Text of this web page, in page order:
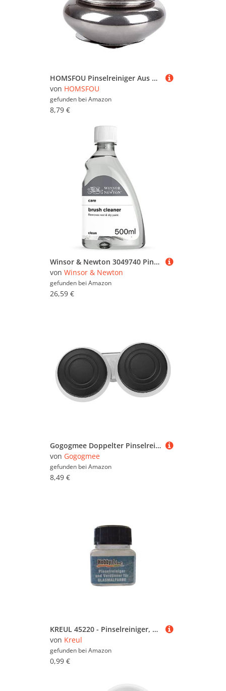
HOMSFOU Pinselreiniger Aus Edelstahl Tragbarer Pinselwaschtopf Mit Deckel Behälter Zum Farbmischen Für Künstlerpinselwascher Wiederverwendbar Und Einfach Zu Reinigen
von HOMSFOU
gefunden bei Amazon
8,79 €
Winsor & Newton 3049740 Pinselreiniger für Acrylfarben & Ölfarben, eingetrocknete Farben werden sicher und schonend gelöst für Pinsel, Farbspachtel und anderen farbverschmutzte Oberflächen - 500ml
von Winsor & Newton
gefunden bei Amazon
26,59 €
Gogogmee Doppelter Pinselreiniger Waschbehälter aus Kunststoff mit Deckel Ölmalerei Pinselhalter und Mischbecher Langlebiger und Praktischer Farbmisch und Waschbecher für
von Gogogmee
gefunden bei Amazon
8,49 €
KREUL 45220 - Pinselreiniger, Glas mit 20 ml, zum Reinigen der Werkzeuge und zum Verdünnen
von Kreul
gefunden bei Amazon
0,99 €